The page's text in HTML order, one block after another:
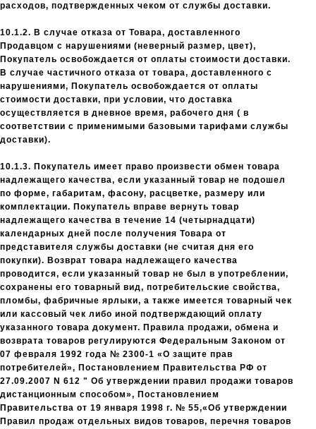
расходов, подтвержденных чеком от службы доставки.
10.1.2. В случае отказа от Товара, доставленного
Продавцом с нарушениями (неверный размер, цвет),
Покупатель освобождается от оплаты стоимости доставки.
В случае частичного отказа от товара, доставленного с
нарушениями, Покупатель освобождается от оплаты
стоимости доставки, при условии, что доставка
осуществляется в дневное время, рабочего дня ( в
соответствии с применимыми базовыми тарифами службы
доставки).
10.1.3. Покупатель имеет право произвести обмен товара
надлежащего качества, если указанный товар не подошел
по форме, габаритам, фасону, расцветке, размеру или
комплектации. Покупатель вправе вернуть товар
надлежащего качества в течение 14 (четырнадцати)
календарных дней после получения Товара от
представителя службы доставки (не считая дня его
покупки). Возврат товара надлежащего качества
проводится, если указанный товар не был в употреблении,
сохранены его товарный вид, потребительские свойства,
пломбы, фабричные ярлыки, а также имеется товарный чек
или кассовый чек либо иной подтверждающий оплату
указанного товара документ. Правила продажи, обмена и
возврата товаров регулируются Федеральным Законом от
07 февраля 1992 года № 2300-1 «О защите прав
потребителей», Постановлением Правительства РФ от
27.09.2007 N 612 " Об утверждении правил продажи товаров
дистанционным способом», Постановлением
Правительства от 19 января 1998 г. № 55,«Об утверждении
Правил продаж отдельных видов товаров, перечня товаров